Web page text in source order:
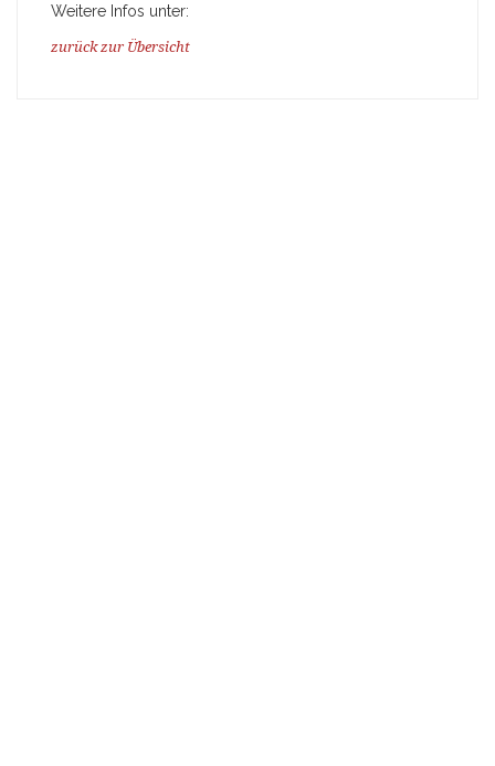
Weitere Infos unter:
zurück zur Übersicht